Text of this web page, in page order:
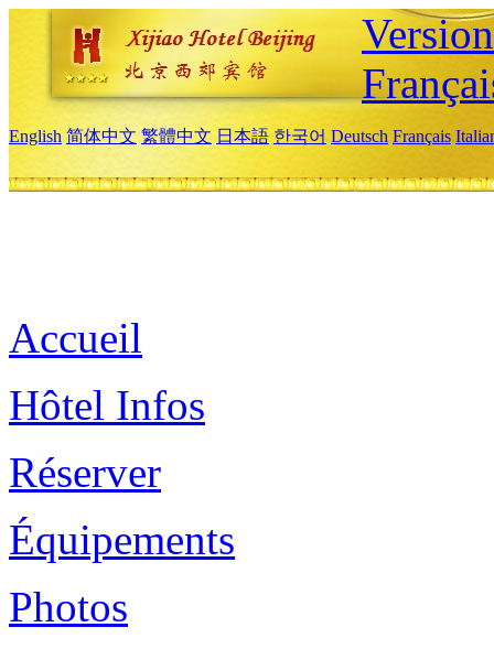
English 简体中文 繁體中文 日本語 한국어 Deutsch Français
Accueil
Hôtel Infos
Réserver
Équipements
Photos